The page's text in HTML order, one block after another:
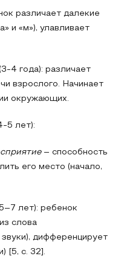
различает далекие
и «м»), улавливает
4 года): различает
взрослого. Начинает
окружающих.
5 лет):
– способность
его место (начало,
лет): ребенок
слова
дифференцирует
[5, с. 32].